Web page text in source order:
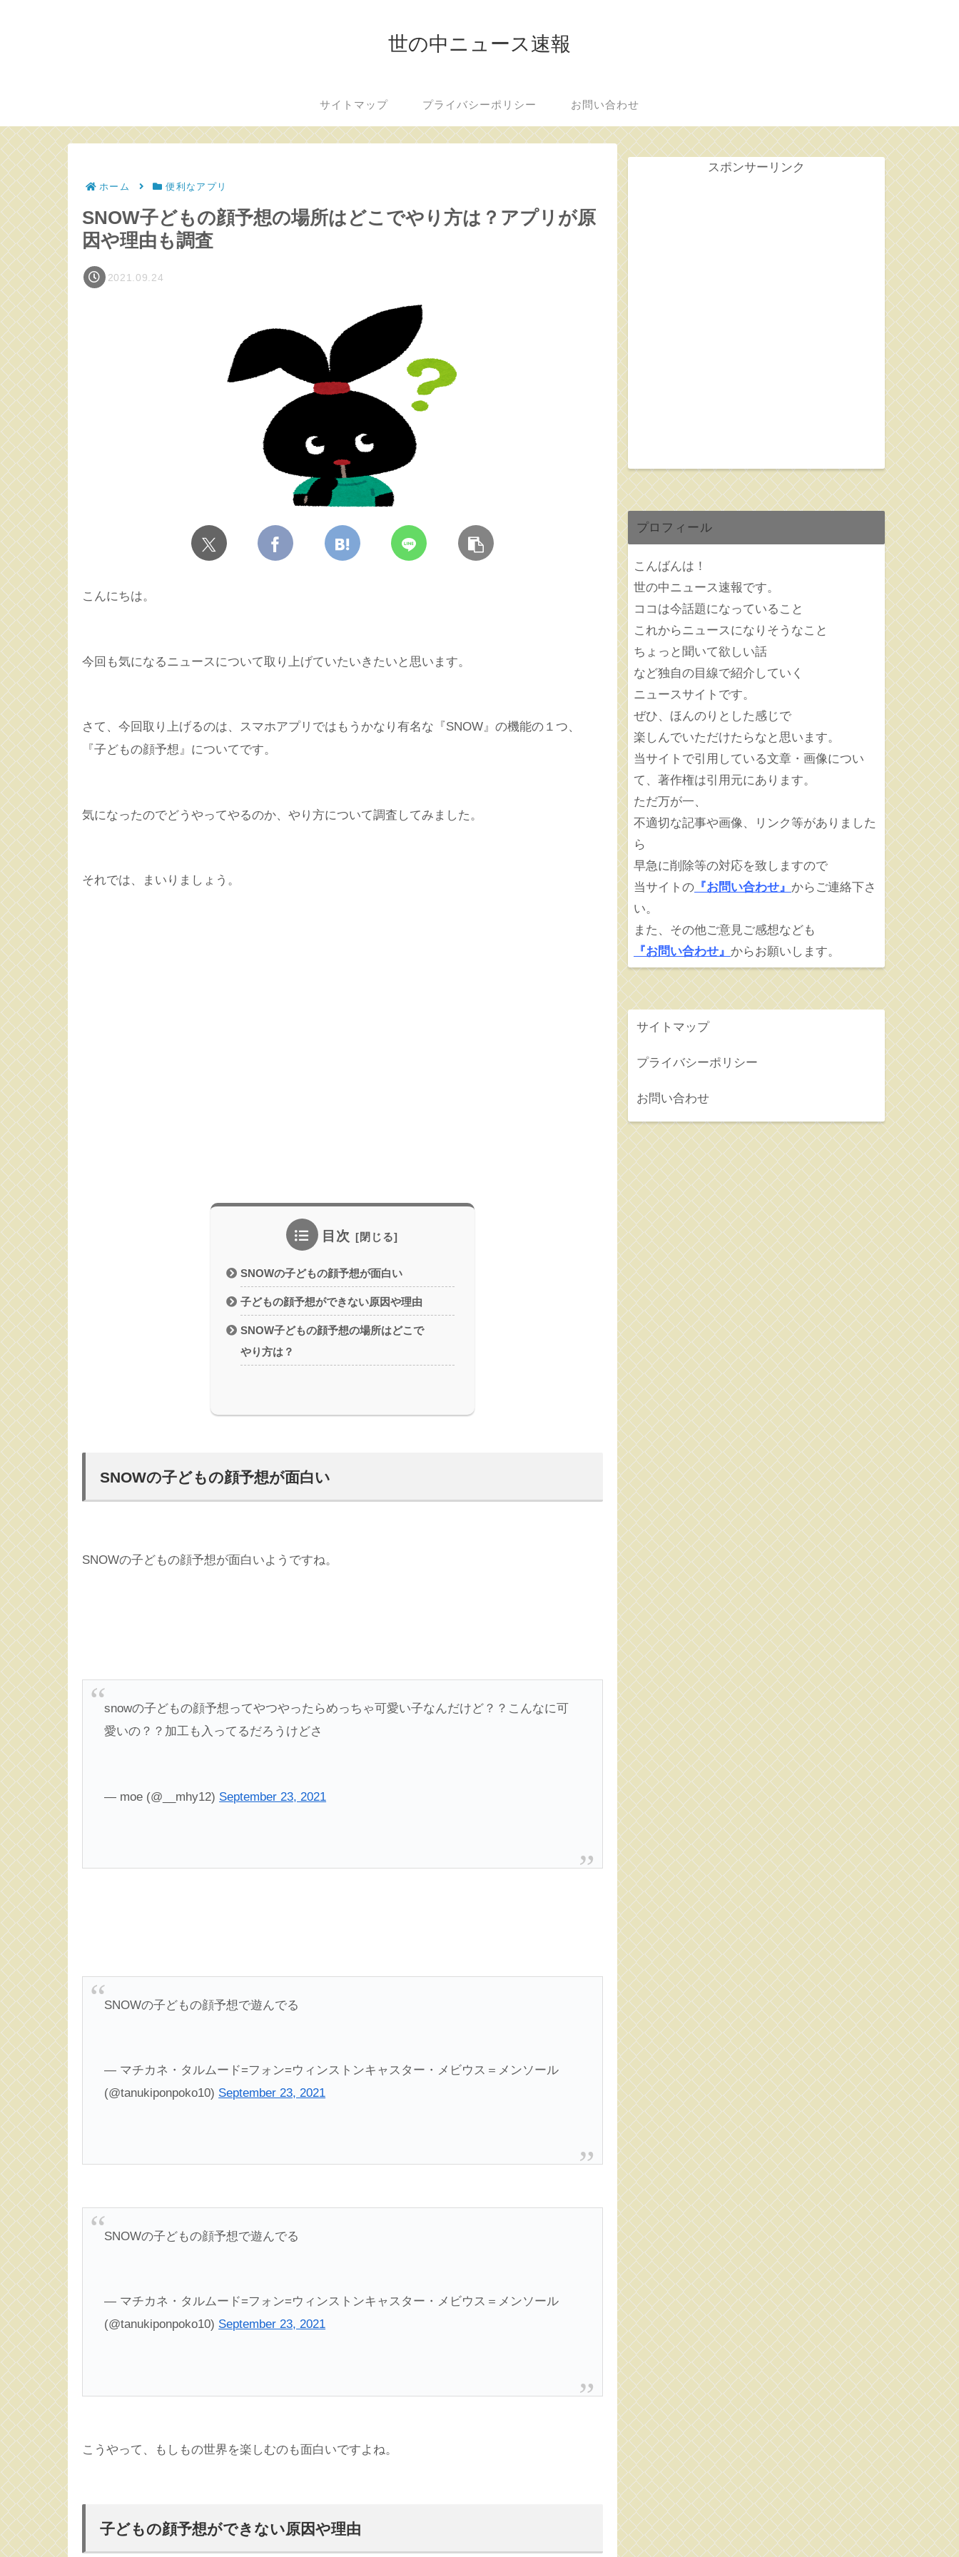
世の中ニュース速報
サイトマップ プライバシーポリシー お問い合わせ
ホーム 便利なアプリ
SNOW子どもの顔予想の場所はどこでやり方は？アプリが原
因や理由も調査
2021.09.24
こんにちは。
今回も気になるニュースについて取り上げていたいきたいと思います。
さて、今回取り上げるのは、スマホアプリではもうかなり有名な『SNOW』の機能の１つ、
『子どもの顔予想』についてです。
気になったのでどうやってやるのか、やり方について調査してみました。
それでは、まいりましょう。
目次
SNOWの子どもの顔予想が面白い
子どもの顔予想ができない原因や理由
SNOW子どもの顔予想の場所はどこで
やり方は？
SNOWの子どもの顔予想が面白い
SNOWの子どもの顔予想が面白いようですね。
snowの子どもの顔予想ってやつやったらめっちゃ可愛い子なんだけど？？こんなに可
愛いの？？加工も入ってるだろうけどさ
— moe (@__mhy12) September 23, 2021
SNOWの子どもの顔予想で遊んでる
— マチカネ・タルムード=フォン=ウィンストンキャスター・メビウス＝メンソール
(@tanukiponpoko10) September 23, 2021
SNOWの子どもの顔予想で遊んでる
— マチカネ・タルムード=フォン=ウィンストンキャスター・メビウス＝メンソール
(@tanukiponpoko10) September 23, 2021
こうやって、もしもの世界を楽しむのも面白いですよね。
子どもの顔予想ができない原因や理由
スポンサーリンク
プロフィール
こんばんは！
世の中ニュース速報です。
ココは今話題になっていること
これからニュースになりそうなこと
ちょっと聞いて欲しい話
など独自の目線で紹介していく
ニュースサイトです。
ぜひ、ほんのりとした感じで
楽しんでいただけたらなと思います。
当サイトで引用している文章・画像につい
て、著作権は引用元にあります。
ただ万が一、
不適切な記事や画像、リンク等がありました
ら
早急に削除等の対応を致しますので
当サイトの 『お問い合わせ』 からご連絡下さ
い。
また、その他ご意見ご感想なども
『お問い合わせ』 からお願いします。
サイトマップ
プライバシーポリシー
お問い合わせ